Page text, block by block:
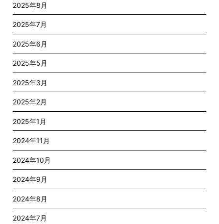
2025年8月
2025年7月
2025年6月
2025年5月
2025年3月
2025年2月
2025年1月
2024年11月
2024年10月
2024年9月
2024年8月
2024年7月